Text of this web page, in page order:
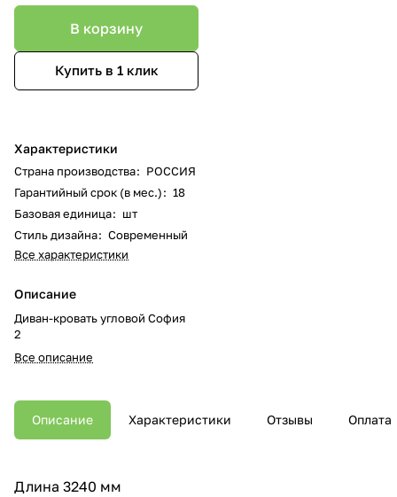
В корзину
Купить в 1 клик
Характеристики
Страна производства: РОССИЯ
Гарантийный срок (в мес.): 18
Базовая единица: шт
Стиль дизайна: Современный
Все характеристики
Описание
Диван-кровать угловой София
2
Все описание
Описание Характеристики Отзывы Оплата
Длина 3240 мм